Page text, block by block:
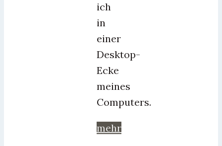
ich
in
einer
Desktop-
Ecke
meines
Computers.
mehr